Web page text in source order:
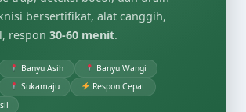
bersertifikat, alat canggih,
respon 30-60 menit.
Banyu Asih
Banyu Wangi
Sukamaju
Respon Cepat